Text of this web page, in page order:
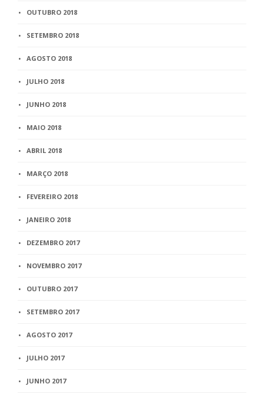
OUTUBRO 2018
SETEMBRO 2018
AGOSTO 2018
JULHO 2018
JUNHO 2018
MAIO 2018
ABRIL 2018
MARÇO 2018
FEVEREIRO 2018
JANEIRO 2018
DEZEMBRO 2017
NOVEMBRO 2017
OUTUBRO 2017
SETEMBRO 2017
AGOSTO 2017
JULHO 2017
JUNHO 2017